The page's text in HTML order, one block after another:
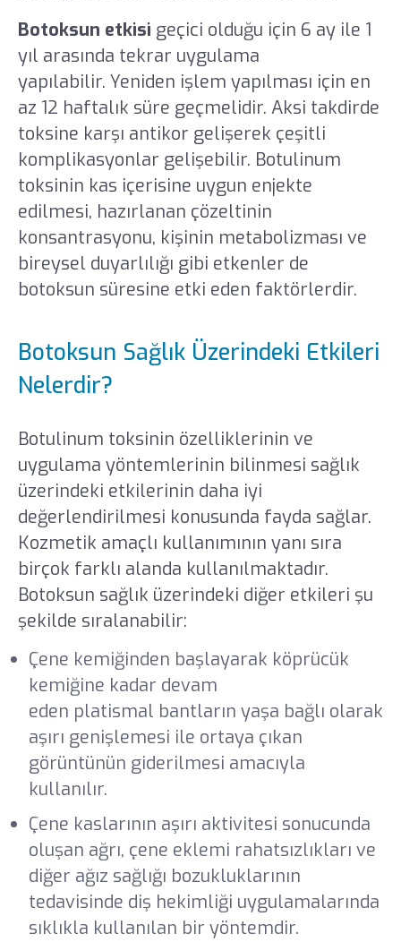
Botoksun etkisi geçici olduğu için 6 ay ile 1
yıl arasında tekrar uygulama
yapılabilir. Yeniden işlem yapılması için en
az 12 haftalık süre geçmelidir. Aksi takdirde
toksine karşı antikor gelişerek çeşitli
komplikasyonlar gelişebilir. Botulinum
toksinin kas içerisine uygun enjekte
edilmesi, hazırlanan çözeltinin
konsantrasyonu, kişinin metabolizması ve
bireysel duyarlılığı gibi etkenler de
botoksun süresine etki eden faktörlerdir.
Botoksun Sağlık Üzerindeki Etkileri
Nelerdir?
Botulinum toksinin özelliklerinin ve
uygulama yöntemlerinin bilinmesi sağlık
üzerindeki etkilerinin daha iyi
değerlendirilmesi konusunda fayda sağlar.
Kozmetik amaçlı kullanımının yanı sıra
birçok farklı alanda kullanılmaktadır.
Botoksun sağlık üzerindeki diğer etkileri şu
şekilde sıralanabilir:
Çene kemiğinden başlayarak köprücük
kemiğine kadar devam
eden platismal bantların yaşa bağlı olarak
aşırı genişlemesi ile ortaya çıkan
görüntünün giderilmesi amacıyla
kullanılır.
Çene kaslarının aşırı aktivitesi sonucunda
oluşan ağrı, çene eklemi rahatsızlıkları ve
diğer ağız sağlığı bozukluklarının
tedavisinde diş hekimliği uygulamalarında
sıklıkla kullanılan bir yöntemdir.